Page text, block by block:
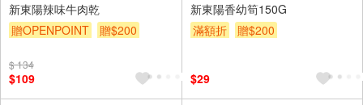
新東陽辣味牛肉乾
贈OPENPOINT
贈$200
$ 134
$109
新東陽香幼筍150G
滿額折
贈$200
$29